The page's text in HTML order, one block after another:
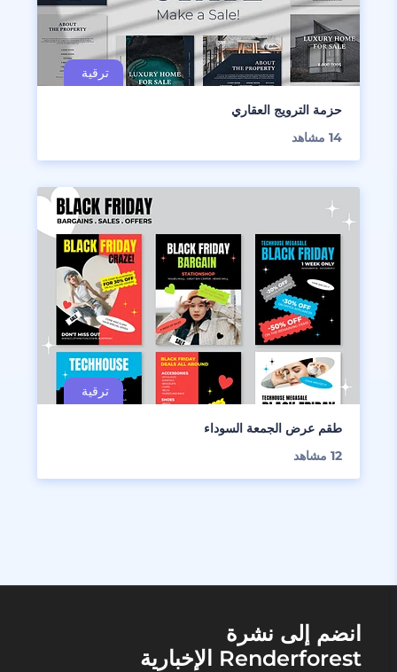
حزمة الترويج العقاري
14 مشاهد
طقم عرض الجمعة السوداء
12 مشاهد
انضم إلى نشرة
Renderforest الإخبارية